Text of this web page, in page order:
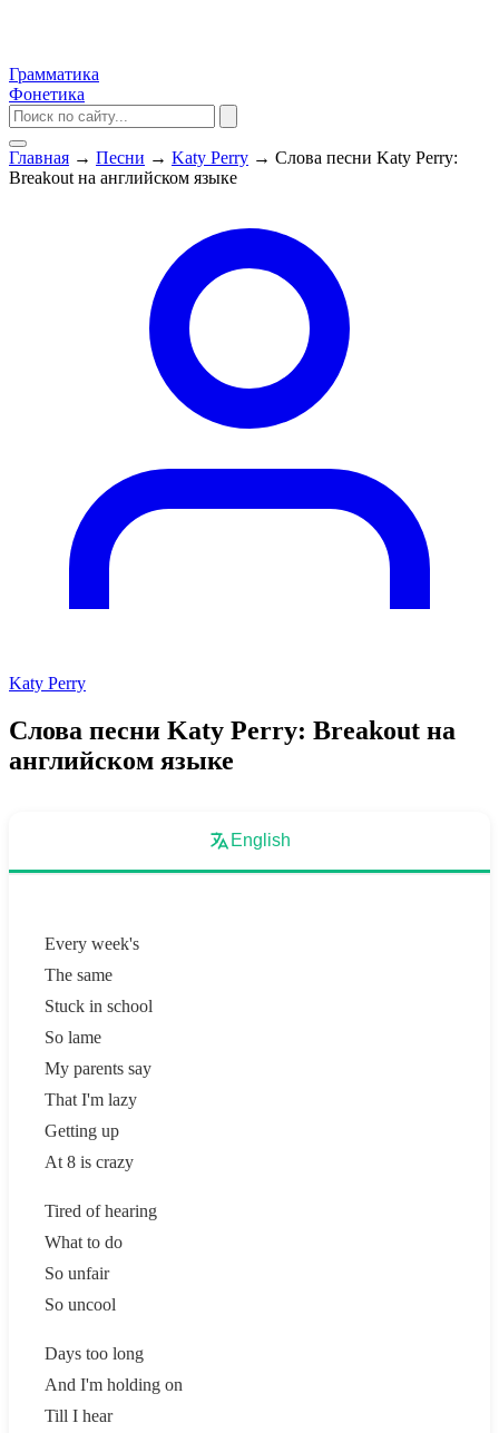
Грамматика
Фонетика
Главная → Песни → Katy Perry → Слова песни Katy Perry:
Breakout на английском языке
Katy Perry
Слова песни Katy Perry: Breakout на
английском языке
English
Every week's
The same
Stuck in school
So lame
My parents say
That I'm lazy
Getting up
At 8 is crazy
Tired of hearing
What to do
So unfair
So uncool
Days too long
And I'm holding on
Till I hear